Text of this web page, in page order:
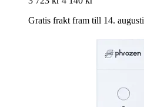
Gratis frakt fram till 14. augusti